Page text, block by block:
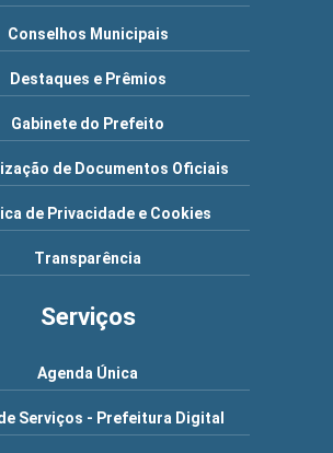
Conselhos Municipais
Destaques e Prêmios
Gabinete do Prefeito
de Documentos Oficiais
de Privacidade e Cookies
Transparência
Serviços
Agenda Única
Serviços - Prefeitura Digital